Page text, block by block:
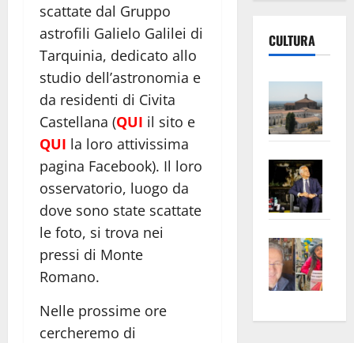
scattate dal Gruppo
astrofili Galielo Galilei di
Tarquinia, dedicato allo
studio dell’astronomia e
da residenti di Civita
Castellana (QUI il sito e
QUI la loro attivissima
pagina Facebook). Il loro
osservatorio, luogo da
dove sono state scattate
le foto, si trova nei
pressi di Monte
Romano.
Nelle prossime ore
cercheremo di
CULTURA
euro
apre